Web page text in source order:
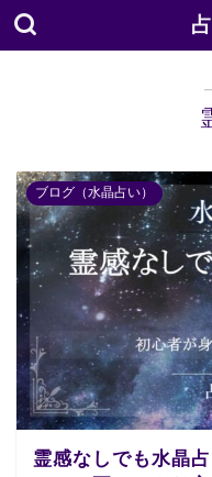
ブログ（水晶占い）
霊感なしでも水晶